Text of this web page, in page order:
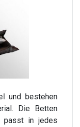
und bestehen
Die Betten
passt in jedes